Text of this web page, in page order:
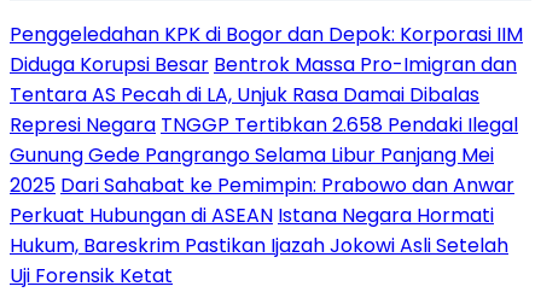
Penggeledahan KPK di Bogor dan Depok: Korporasi IIM
Diduga Korupsi Besar Bentrok Massa Pro-Imigran dan
Tentara AS Pecah di LA, Unjuk Rasa Damai Dibalas
Represi Negara TNGGP Tertibkan 2.658 Pendaki Ilegal
Gunung Gede Pangrango Selama Libur Panjang Mei
2025 Dari Sahabat ke Pemimpin: Prabowo dan Anwar
Perkuat Hubungan di ASEAN Istana Negara Hormati
Hukum, Bareskrim Pastikan Ijazah Jokowi Asli Setelah
Uji Forensik Ketat